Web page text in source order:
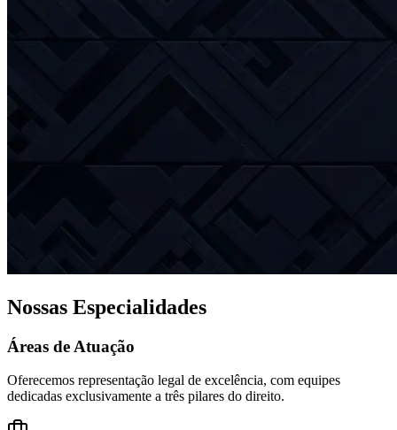
Nossas Especialidades
Áreas de Atuação
Oferecemos representação legal de excelência, com equipes
dedicadas exclusivamente a três pilares do direito.